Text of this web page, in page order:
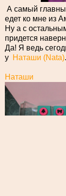
А самый
едет ко мне из
Ну а c
придется
Да! Я ведь
у Наташи (Nata).
Наташи